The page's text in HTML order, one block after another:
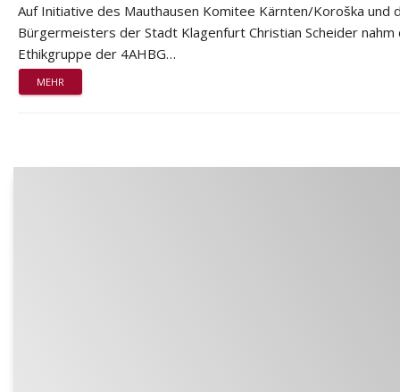
Auf Initiative des Mauthausen Komitee Kärnten/Koroška und
Bürgermeisters der Stadt Klagenfurt Christian Scheider nahm
Ethikgruppe der 4AHBG…
MEHR